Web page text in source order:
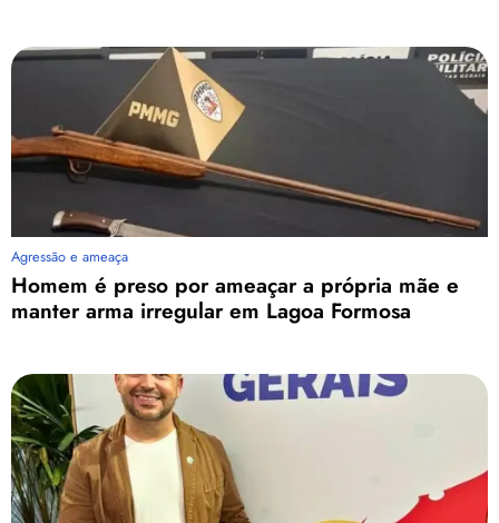
Agressão e ameaça
Homem é preso por ameaçar a própria mãe e
manter arma irregular em Lagoa Formosa